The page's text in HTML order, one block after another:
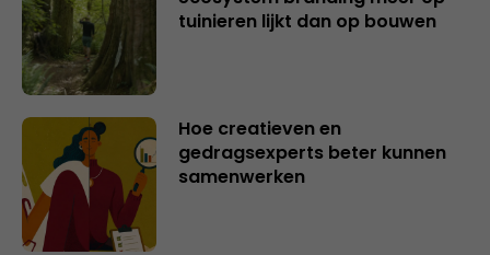
tuinieren lijkt dan op bouwen
Hoe creatieven en
gedragsexperts beter kunnen
samenwerken